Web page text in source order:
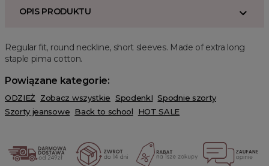
OPIS PRODUKTU
Regular fit, round neckline, short sleeves. Made of extra long
staple pima cotton.
Powiązane kategorie:
ODZIEŻ Zobacz wszystkie SpodenkI Spodnie szorty
Szorty jeansowe Back to school HOT SALE